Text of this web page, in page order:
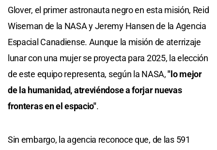
Glover, el primer astronauta negro en esta misión, Reid
Wiseman de la NASA y Jeremy Hansen de la Agencia
Espacial Canadiense. Aunque la misión de aterrizaje
lunar con una mujer se proyecta para 2025, la elección
de este equipo representa, según la NASA,"lo mejor
de la humanidad, atreviéndose a forjar nuevas
fronteras en el espacio".
Sin embargo, la agencia reconoce que, de las 591